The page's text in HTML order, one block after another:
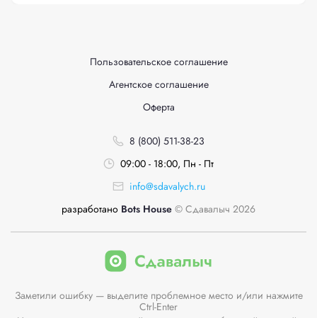
Пользовательское соглашение
Агентское соглашение
Оферта
8 (800) 511-38-23
09:00 - 18:00, Пн - Пт
info@sdavalych.ru
разработано Bots House © Сдавалыч 2026
Заметили ошибку — выделите проблемное место и/или нажмите
Ctrl-Enter